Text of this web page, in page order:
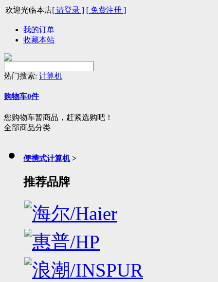
欢迎光临本店[ 请登录 ] [ 免费注册 ]
我的订单
收藏本站
热门搜索: 计算机
购物车0件
您购物车暂商品，赶紧选购吧！
全部商品分类
便携式计算机 >
推荐品牌